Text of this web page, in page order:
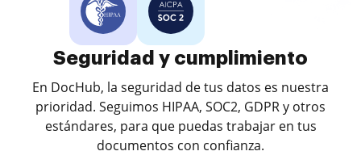
Seguridad y cumplimiento
En DocHub, la seguridad de tus datos es nuestra
prioridad. Seguimos HIPAA, SOC2, GDPR y otros
estándares, para que puedas trabajar en tus
documentos con confianza.